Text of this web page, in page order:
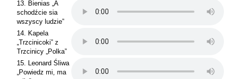
13. Bienias „A
schodźcie sia
wszyscy ludzie”
14. Kapela
„Trzcinicoki” z
Trzcinicy „Polka”
15. Leonard Śliwa
„Powiedz mi, ma